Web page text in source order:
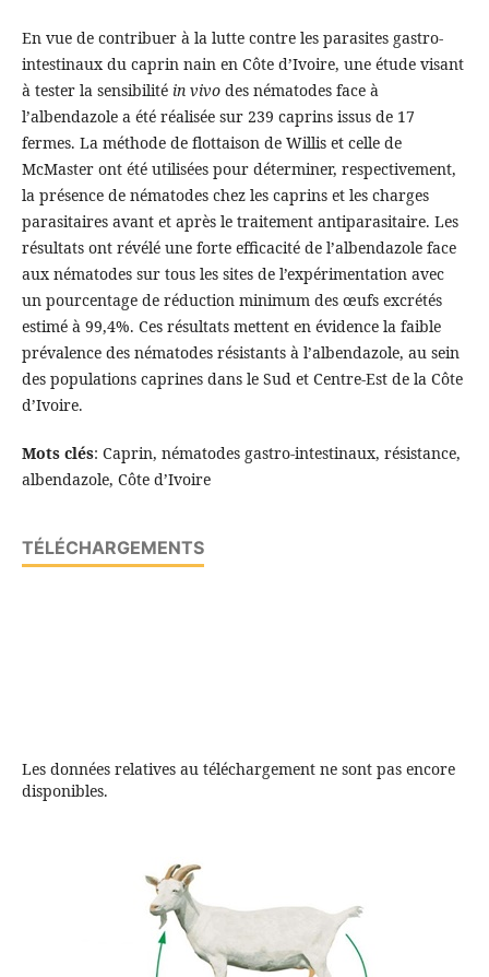
En vue de contribuer à la lutte contre les parasites gastro-
intestinaux du caprin nain en Côte d’Ivoire, une étude visant
à tester la sensibilité in vivodes nématodes face à
l’albendazole a été réalisée sur 239 caprins issus de 17
fermes. La méthode de flottaison de Willis et celle de
McMaster ont été utilisées pour déterminer, respectivement,
la présence de nématodes chez les caprins et les charges
parasitaires avant et après le traitement antiparasitaire. Les
résultats ont révélé une forte efficacité de l’albendazole face
aux nématodes sur tous les sites de l’expérimentation avec
un pourcentage de réduction minimum des œufs excrétés
estimé à 99,4%. Ces résultats mettent en évidence la faible
prévalence des nématodes résistants à l’albendazole, au sein
des populations caprines dans le Sud et Centre-Est de la Côte
d’Ivoire.
Mots clés: Caprin, nématodes gastro-intestinaux, résistance,
albendazole, Côte d’Ivoire
TÉLÉCHARGEMENTS
Les données relatives au téléchargement ne sont pas encore
disponibles.